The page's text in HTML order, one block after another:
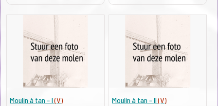
Moulin à tan - I(V)
Moulin à tan - II(V)